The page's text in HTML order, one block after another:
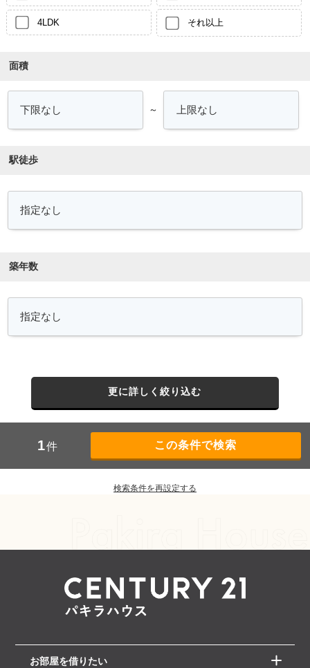
4LDK それ以上
面積
～
駅徒歩
築年数
更に詳しく絞り込む
1件
検索条件を再設定する
お部屋を借りたい